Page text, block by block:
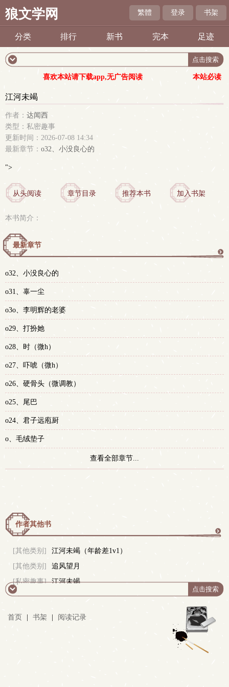
狼文学网 繁體 登录 书架
分类 排行 新书 完本 足迹
喜欢本站请下载app,无广告阅读 本站必读
江河未竭
作者： 达闻西
类型：私密趣事
更新时间：2026-07-08 14:34
最新章节： o32、小没良心的
">
从头阅读 章节目录 推荐本书 加入书架
本书简介：
最新章节
o32、小没良心的
o31、辜一尘
o3o、李明辉的老婆
o29、打扮她
o28、时（微h）
o27、吓唬（微h）
o26、硬骨头（微调教）
o25、尾巴
o24、君子远庖厨
o、毛绒垫子
查看全部章节...
作者其他书
[其他类别]
江河未竭（年龄差1v1）
[其他类别]
追风望月
[私密趣事]
江河未竭
首页 书架 阅读记录